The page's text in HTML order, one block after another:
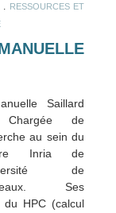
.
RESSOURCES ET
Saillard
de
au sein du
Inria de
de
Ses
du HPC (calcul